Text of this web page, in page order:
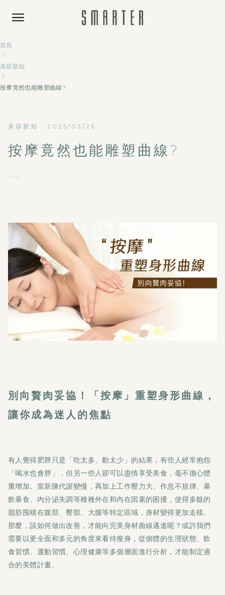
首頁
美容新知
按摩竟然也能雕塑曲線?
美容新知 · 2025/03/26
按摩竟然也能雕塑曲線?
別向贅肉妥協！「按摩」重塑身形曲線，
讓你成為迷人的焦點
有人覺得肥胖只是「吃太多、動太少」的結果，有些人經常抱怨
「喝水也會胖」，但另一些人卻可以盡情享受美食，毫不擔心體
重增加。當新陳代謝變慢，再加上工作壓力大、作息不規律、暴
飲暴食、內分泌失調等種種外在和內在因素的困擾，使得多餘的
脂肪囤積在腹部、臀部、大腿等特定區域，身材變得更加走樣。
那麼，該如何做出改善，才能向完美身材曲線邁進呢？或許我們
需要以更全面和多元的角度來看待瘦身，從個體的生理狀態、飲
食習慣、運動習慣、心理健康等多個層面進行分析，才能制定適
合的美體計畫。